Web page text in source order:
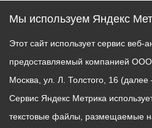
Мы используем Яндекс
Этот сайт использует сервис веб-
предоставляемый компанией
Москва, ул. Л. Толстого, 16 (далее
Сервис Яндекс Метрика
текстовые файлы, размещаемые